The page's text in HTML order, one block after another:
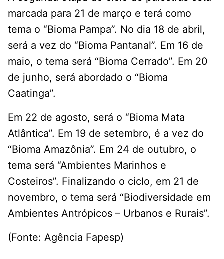
marcada para 21 de março e terá como
tema o “Bioma Pampa”. No dia 18 de abril,
será a vez do “Bioma Pantanal”. Em 16 de
maio, o tema será “Bioma Cerrado”. Em 20
de junho, será abordado o “Bioma
Caatinga”.
Em 22 de agosto, será o “Bioma Mata
Atlântica”. Em 19 de setembro, é a vez do
“Bioma Amazônia”. Em 24 de outubro, o
tema será “Ambientes Marinhos e
Costeiros”. Finalizando o ciclo, em 21 de
novembro, o tema será “Biodiversidade em
Ambientes Antrópicos – Urbanos e Rurais”.
(Fonte: Agência Fapesp)